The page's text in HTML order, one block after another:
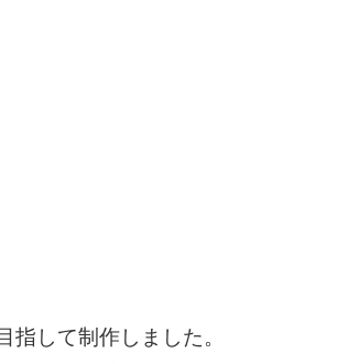
指して制作しました。